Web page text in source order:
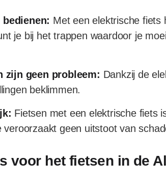
Met een elektrische fiets
je bij het trappen waardoor je
zijn geen probleem: Dankzij de
beklimmen.
Fietsen met een elektrische fiets
veroorzaakt geen uitstoot van
voor het fietsen in de